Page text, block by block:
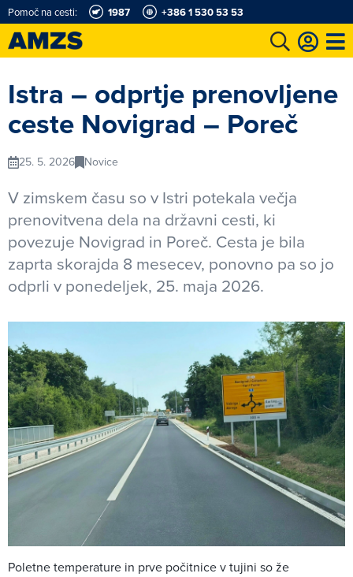
Pomoč na cesti: 1987 +386 1 530 53 53
Istra – odprtje prenovljene
ceste Novigrad – Poreč
25. 5. 2026 Novice
V zimskem času so v Istri potekala večja
prenovitvena dela na državni cesti, ki
povezuje Novigrad in Poreč. Cesta je bila
zaprta skorajda 8 mesecev, ponovno pa so jo
odprli v ponedeljek, 25. maja 2026.
Poletne temperature in prve počitnice v tujini so že